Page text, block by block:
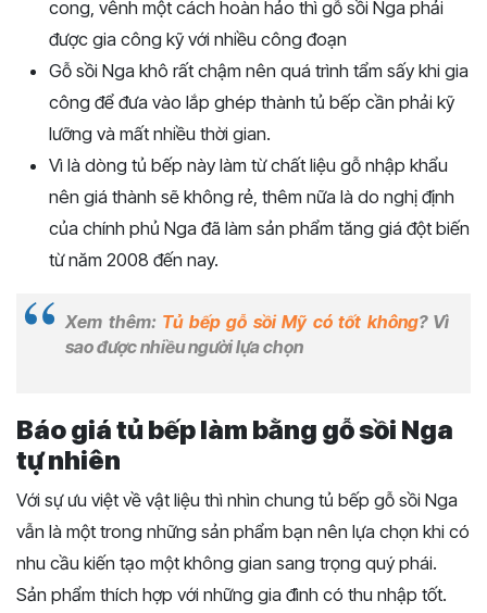
cong, vênh một cách hoàn hảo thì gỗ sồi Nga phải
được gia công kỹ với nhiều công đoạn
Gỗ sồi Nga khô rất chậm nên quá trình tẩm sấy khi gia
công để đưa vào lắp ghép thành tủ bếp cần phải kỹ
lưỡng và mất nhiều thời gian.
Vì là dòng tủ bếp này làm từ chất liệu gỗ nhập khẩu
nên giá thành sẽ không rẻ, thêm nữa là do nghị định
của chính phủ Nga đã làm sản phẩm tăng giá đột biến
từ năm 2008 đến nay.
Xem thêm: Tủ bếp gỗ sồi Mỹ có tốt không? Vì
sao được nhiều người lựa chọn
Báo giá tủ bếp làm bằng gỗ sồi Nga
tự nhiên
Với sự ưu việt về vật liệu thì nhìn chung tủ bếp gỗ sồi Nga
vẫn là một trong những sản phẩm bạn nên lựa chọn khi có
nhu cầu kiến tạo một không gian sang trọng quý phái.
Sản phẩm thích hợp với những gia đình có thu nhập tốt.